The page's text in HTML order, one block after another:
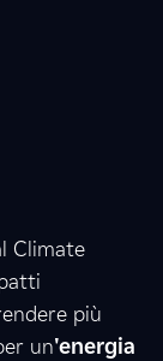
Climate
più
un'energia